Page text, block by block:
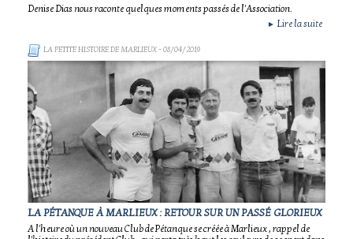
Denise Dias nous raconte quelques moments passés de l'Association.
► Lire la suite
LA PETITE HISTOIRE DE MARLIEUX- 08/04/2019
LA PÉTANQUE À MARLIEUX : RETOUR SUR UN PASSÉ GLORIEUX
A l'heure où un nouveau Club de Pétanque se créée à Marlieux , rappel de